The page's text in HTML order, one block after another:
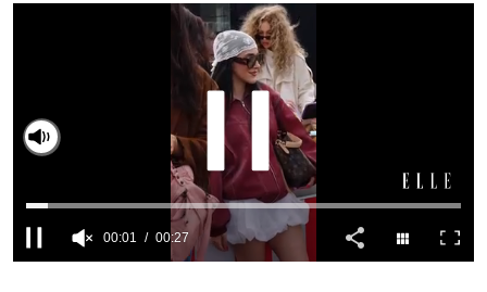
00:02 00:27